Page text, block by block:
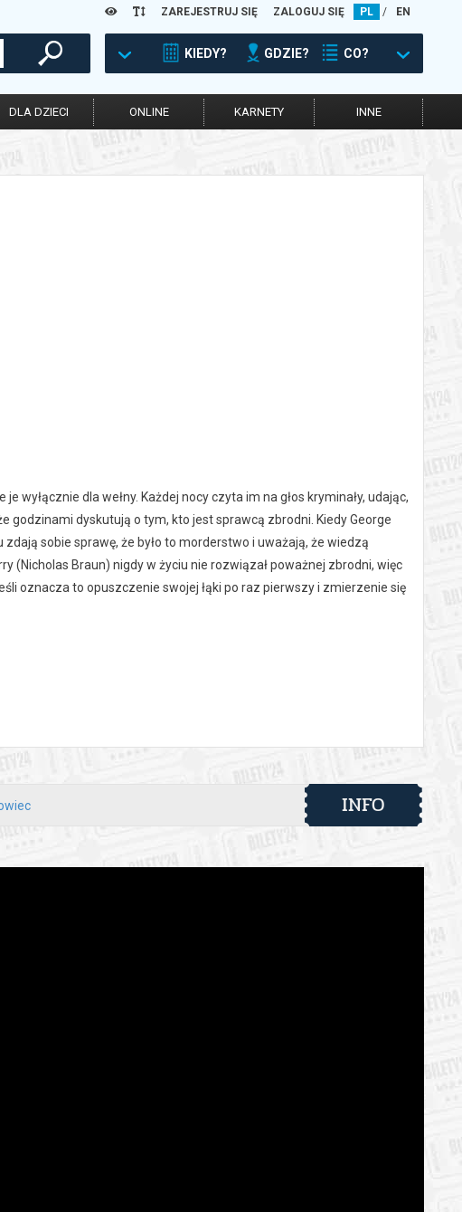
ZAREJESTRUJ SIĘ ZALOGUJ SIĘ PL / EN
KIEDY? GDZIE? CO?
DLA DZIECI ONLINE KARNETY INNE
wyłącznie dla wełny. Każdej nocy czyta im na głos kryminały, udając,
godzinami dyskutują o tym, kto jest sprawcą zbrodni. Kiedy George
sobie sprawę, że było to morderstwo i uważają, że wiedzą
(Nicholas Braun) nigdy w życiu nie rozwiązał poważnej zbrodni, więc
oznacza to opuszczenie swojej łąki po raz pierwszy i zmierzenie się
automatyczny zwrot środków potwierdzony komunikatem
INFO